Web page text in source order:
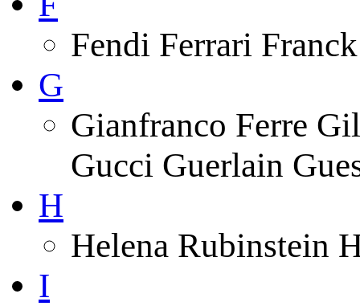
Fendi Ferrari
G
Gianfranco Ferre
Gucci Guerlain
H
Helena Rubinstein
I